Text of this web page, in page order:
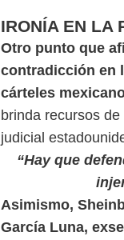
IRONÍA EN LA
Otro punto que
contradicción en
cárteles
brinda recursos
judicial
“Hay que
Asimismo,
García Luna,